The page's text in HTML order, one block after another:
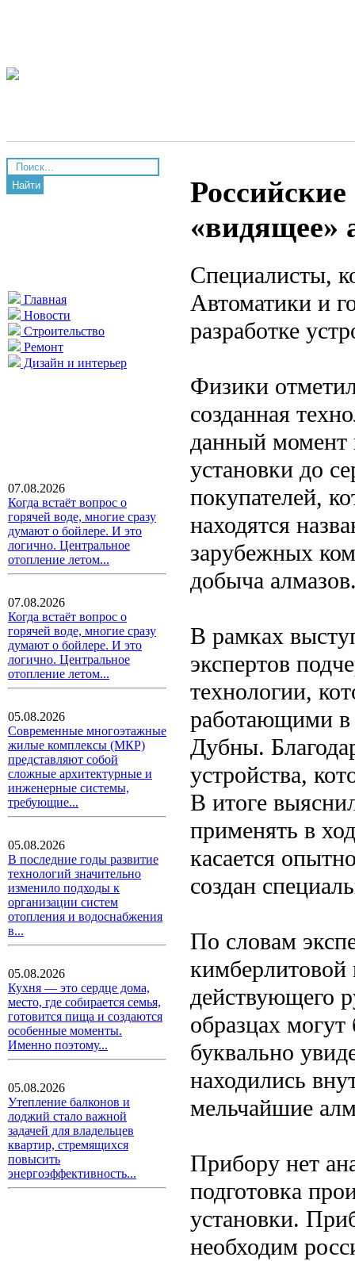
Найти
Главная
Новости
Строительство
Ремонт
Дизайн и интерьер
07.08.2026
Когда встаёт вопрос о
горячей воде, многие сразу
думают о бойлере. И это
логично. Центральное
отопление летом...
07.08.2026
Когда встаёт вопрос о
горячей воде, многие сразу
думают о бойлере. И это
логично. Центральное
отопление летом...
05.08.2026
Современные многоэтажные
жилые комплексы (МКР)
представляют собой
сложные архитектурные и
инженерные системы,
требующие...
05.08.2026
В последние годы развитие
технологий значительно
изменило подходы к
организации систем
отопления и водоснабжения
в...
05.08.2026
Кухня — это сердце дома,
место, где собирается семья,
готовится пища и создаются
особенные моменты.
Именно поэтому...
05.08.2026
Утепление балконов и
лоджий стало важной
задачей для владельцев
квартир, стремящихся
повысить
энергоэффективность...
«видящее»
Специалисты,
Автоматики и
разработке
Физики
созданная
данный момент
установки до
покупателей,
находятся
зарубежных
добыча
В рамках
экспертов
технологии,
работающими в
Дубны.
устройства,
В итоге
применять в
касается
создан
По словам
действующего
образцах
буквально
находились
мельчайшие
Прибору нет
подготовка
установки.
необходим